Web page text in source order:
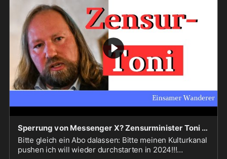
Sperrung von Messenger X? Zensurminister Toni gibt Vollgas
Bitte gleich ein Abo dalassen: Bitte meinen Kulturkanal
pushen ich will wieder durchstarten in 2024!!!